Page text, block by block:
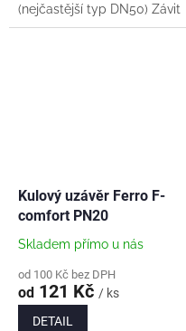
(nejčastější typ DN50) Závit
kohoutu do redukce nutno
Kulový uzávěr Ferro F-
comfort PN20
Skladem přímo u nás
od 100 Kč bez DPH
od 121 Kč / ks
DETAIL